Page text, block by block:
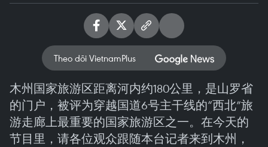
Theo dõi VietnamPlus
木州国家旅游区距离河内约180公里，是山罗省
的门户，被评为穿越国道6号主干线的“西北”旅
游走廊上最重要的国家旅游区之一。在今天的
节目里，请各位观众跟随本台记者来到木州，